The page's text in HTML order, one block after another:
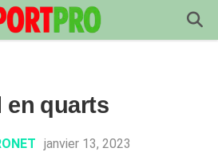
en quarts
janvier 13, 2023